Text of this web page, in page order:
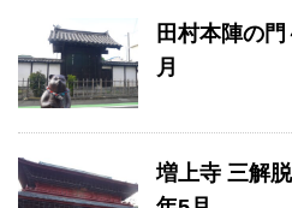
田村本陣の
月
増上寺 三解